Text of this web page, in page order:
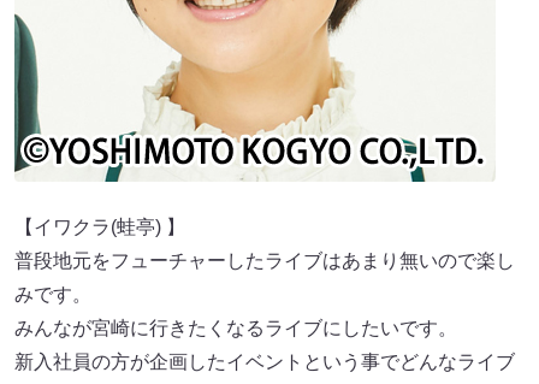
【イワクラ(蛙亭) 】
普段地元をフューチャーしたライブはあまり無いので楽し
みです。
みんなが宮崎に行きたくなるライブにしたいです。
新入社員の方が企画したイベントという事でどんなライブ